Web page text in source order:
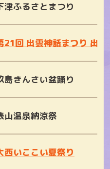
津ふるさとまつり
21回 出雲神話まつり 出
島きんさい盆踊り
山温泉納涼祭
西いここい夏祭り